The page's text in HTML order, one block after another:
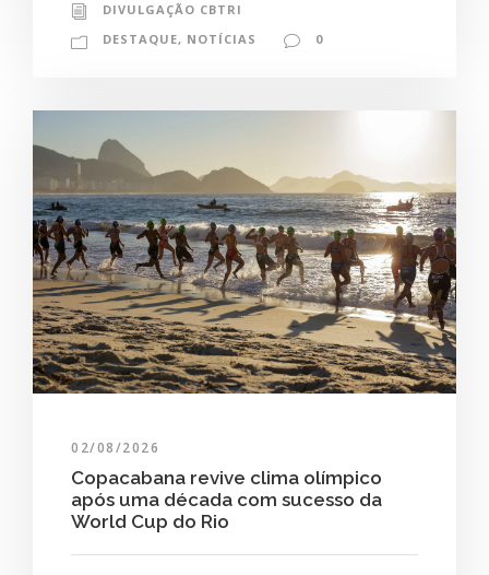
DIVULGAÇÃO CBTRI
DESTAQUE, NOTÍCIAS 0
02/08/2026
Copacabana revive clima olímpico
após uma década com sucesso da
World Cup do Rio